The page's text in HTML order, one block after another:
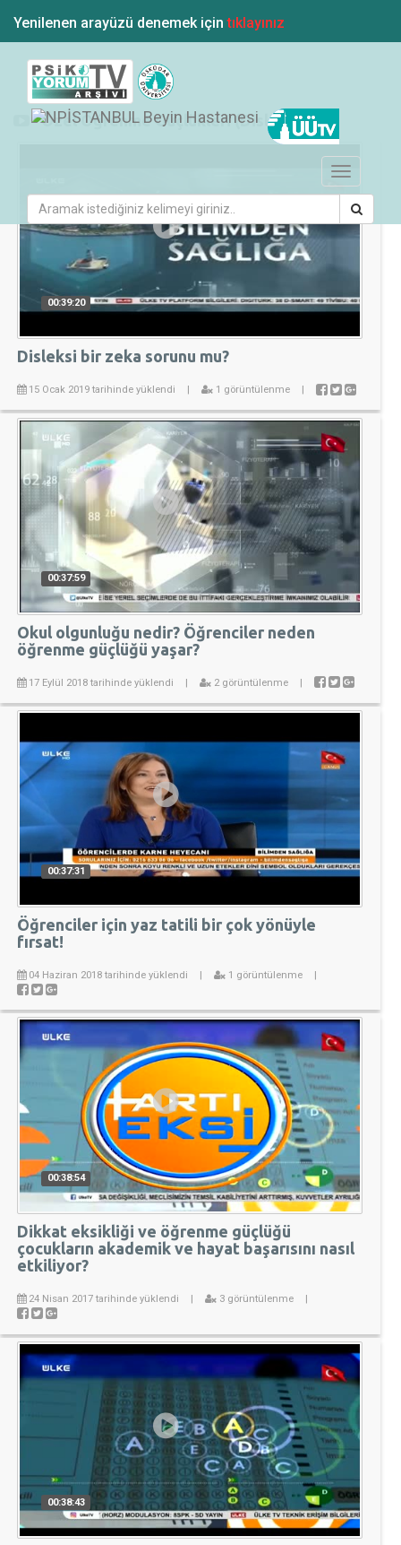
Yenilenen arayüzü denemek içintıklayınız
Toggle
navigation
"Özel Öğrenme Güçlükleri (Disleksi)"
00:39:20
Disleksi bir zeka sorunu mu?
15 Ocak 2019 tarihinde yüklendi 1 görüntülenme
00:37:59
Okul olgunluğu nedir? Öğrenciler neden
öğrenme güçlüğü yaşar?
17 Eylül 2018 tarihinde yüklendi | 2 görüntülenme |
00:37:31
Öğrenciler için yaz tatili bir çok yönüyle
fırsat!
04 Haziran 2018 tarihinde yüklendi | 1 görüntülenme |
00:38:54
Dikkat eksikliği ve öğrenme güçlüğü
çocukların akademik ve hayat başarısını nasıl
etkiliyor?
24 Nisan 2017 tarihinde yüklendi 3 görüntülenme
00:38:43